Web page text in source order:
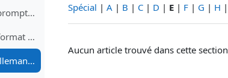
Glossaire data mining : prompt (allemand)
Glossaire data mining - format XML (allemand)
Glossaire data mining (allemand)
Spécial | A | B | C | D | E | F | G | H |
Aucun article trouvé dans cette section